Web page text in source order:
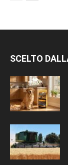
SCELTO